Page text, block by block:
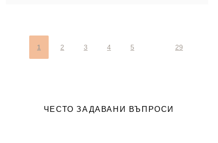
1 2 3 4 5 29
ЧЕСТО ЗАДАВАНИ ВЪПРОСИ